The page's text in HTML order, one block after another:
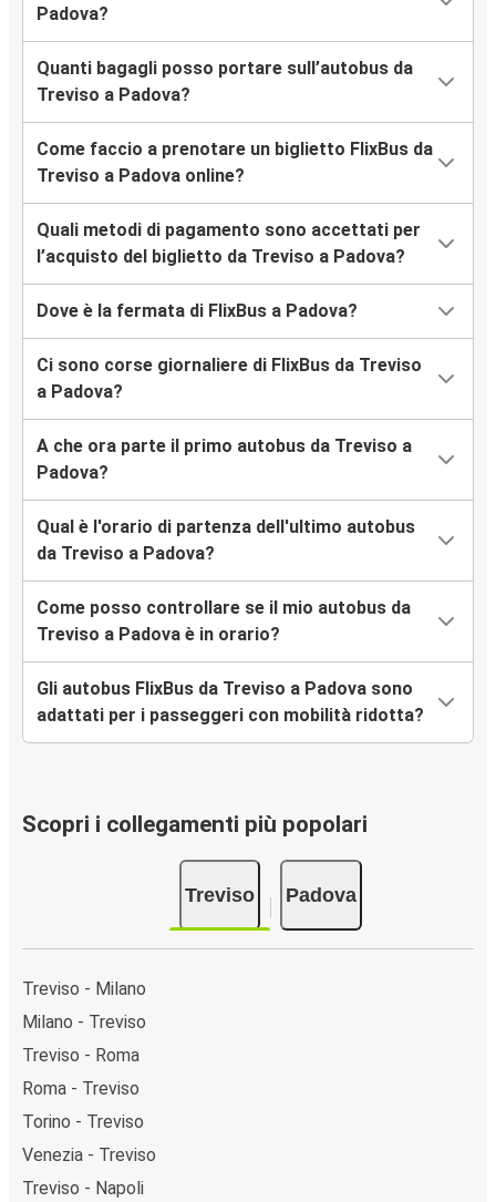
Padova?
Quanti bagagli posso portare sull’autobus da
Treviso a Padova?
Come faccio a prenotare un biglietto FlixBus da
Treviso a Padova online?
Quali metodi di pagamento sono accettati per
l’acquisto del biglietto da Treviso a Padova?
Dove è la fermata di FlixBus a Padova?
Ci sono corse giornaliere di FlixBus da Treviso
a Padova?
A che ora parte il primo autobus da Treviso a
Padova?
Qual è l'orario di partenza dell'ultimo autobus
da Treviso a Padova?
Come posso controllare se il mio autobus da
Treviso a Padova è in orario?
Gli autobus FlixBus da Treviso a Padova sono
adattati per i passeggeri con mobilità ridotta?
Scopri i collegamenti più popolari
Treviso Padova
Treviso - Milano
Milano - Treviso
Treviso - Roma
Roma - Treviso
Torino - Treviso
Venezia - Treviso
Treviso - Napoli